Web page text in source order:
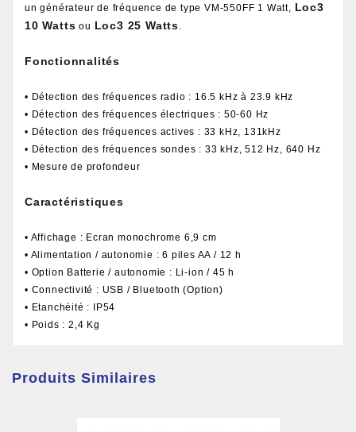
un générateur de fréquence de type VM-550FF 1 Watt, Loc3
10 Watts ou Loc3 25 Watts.
Fonctionnalités
• Détection des fréquences radio : 16.5 kHz à 23.9 kHz
• Détection des fréquences électriques : 50-60 Hz
• Détection des fréquences actives : 33 kHz, 131kHz
• Détection des fréquences sondes : 33 kHz, 512 Hz, 640 Hz
• Mesure de profondeur
Caractéristiques
• Affichage : Ecran monochrome 6,9 cm
• Alimentation / autonomie : 6 piles AA / 12 h
• Option Batterie / autonomie : Li-ion / 45 h
• Connectivité : USB / Bluetooth (Option)
• Etanchéité : IP54
• Poids : 2,4 Kg
Produits Similaires